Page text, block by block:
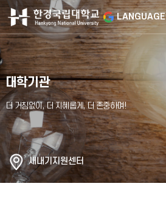
LANGUAGE
대학기관
새내기지원센터